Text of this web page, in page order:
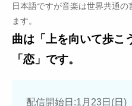
日本語ですが音楽は世界共通
ます。
曲は「上を向いて歩こ
「恋」です。
配信開始日:1月23日(日)